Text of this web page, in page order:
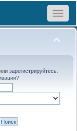
Toggle
зарегистрируйтесь.
?